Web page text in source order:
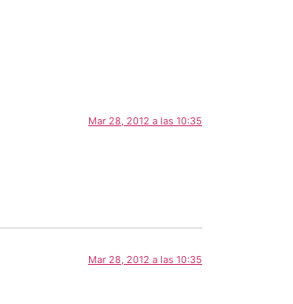
Mar 28, 2012 a las 10:35
Mar 28, 2012 a las 10:35